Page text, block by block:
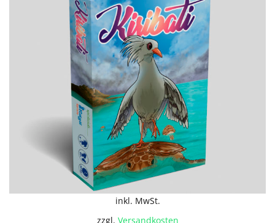
inkl. MwSt.
zzgl. Versandkosten